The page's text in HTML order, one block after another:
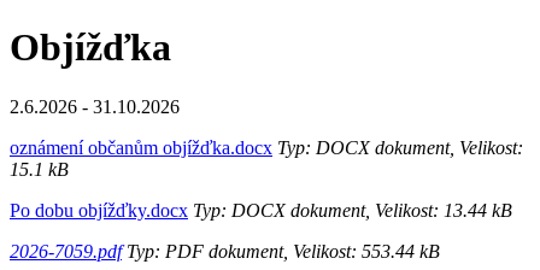
Objížďka
2.6.2026 - 31.10.2026
oznámení občanům objížďka.docx Typ: DOCX dokument, Velikost:
15.1 kB
Po dobu objížďky.docx Typ: DOCX dokument, Velikost: 13.44 kB
2026-7059.pdfTyp: PDF dokument, Velikost: 553.44 kB